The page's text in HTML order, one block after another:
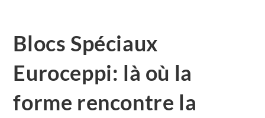
Blocs Spéciaux
Euroceppi: là où la
forme rencontre la